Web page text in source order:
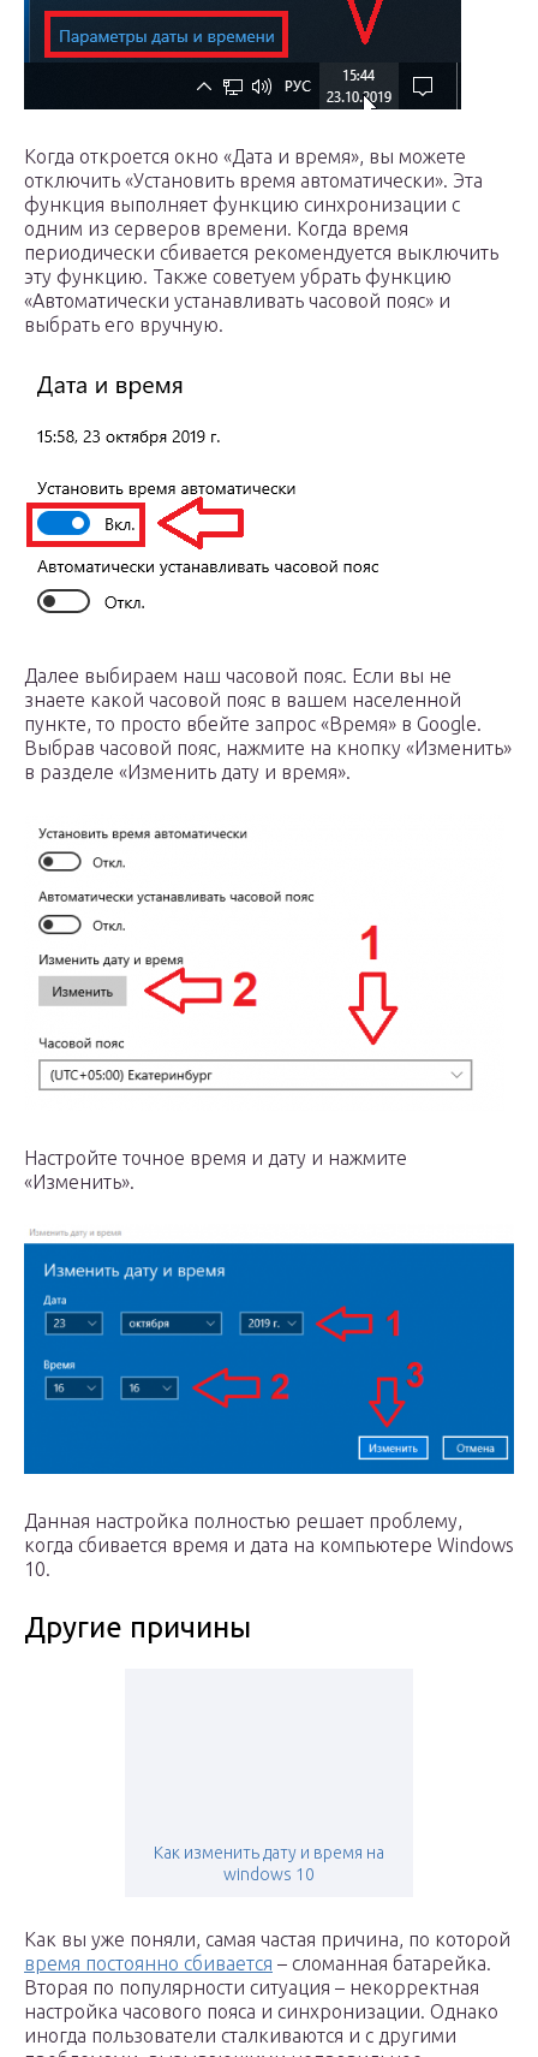
Когда откроется окно «Дата и время», вы можете
отключить «Установить время автоматически». Эта
функция выполняет функцию синхронизации с
одним из серверов времени. Когда время
периодически сбивается рекомендуется выключить
эту функцию. Также советуем убрать функцию
«Автоматически устанавливать часовой пояс» и
выбрать его вручную.
Далее выбираем наш часовой пояс. Если вы не
знаете какой часовой пояс в вашем населенной
пункте, то просто вбейте запрос «Время» в Google.
Выбрав часовой пояс, нажмите на кнопку «Изменить»
в разделе «Изменить дату и время».
Настройте точное время и дату и нажмите
«Изменить».
Данная настройка полностью решает проблему,
когда сбивается время и дата на компьютере Windows
10.
Другие причины
Как изменить дату и время на
windows 10
Как вы уже поняли, самая частая причина, по которой
время постоянно сбивается – сломанная батарейка.
Вторая по популярности ситуация – некорректная
настройка часового пояса и синхронизации. Однако
иногда пользователи сталкиваются и с другими